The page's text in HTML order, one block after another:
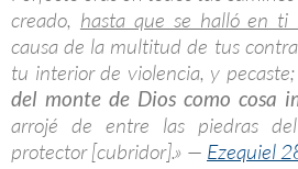
creado, hasta que se halló en ti
causa de la multitud de tus
tu interior de violencia, y
del monte de Dios como cosa
arrojé de entre las piedras
protector [cubridor].» — Ezequiel